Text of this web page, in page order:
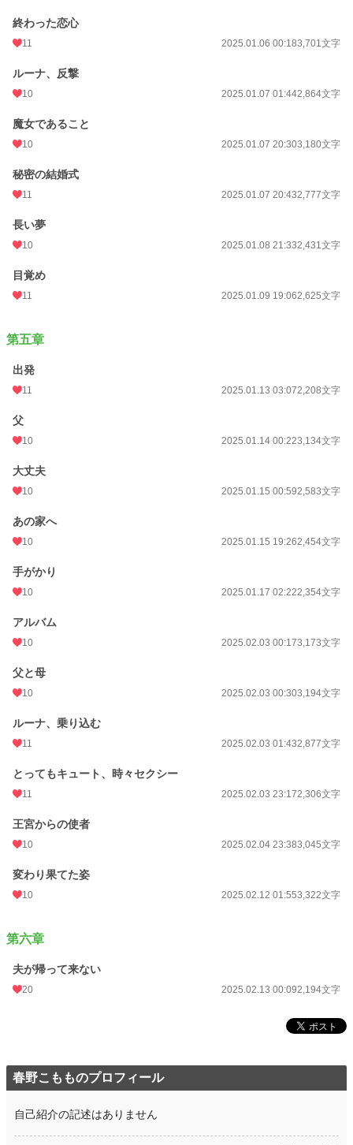
終わった恋心
11 2025.01.06 00:183,701文字
ルーナ、反撃
10 2025.01.07 01:442,864文字
魔女であること
10 2025.01.07 20:303,180文字
秘密の結婚式
11 2025.01.07 20:432,777文字
長い夢
10 2025.01.08 21:332,431文字
目覚め
11 2025.01.09 19:062,625文字
第五章
出発
11 2025.01.13 03:072,208文字
父
10 2025.01.14 00:223,134文字
大丈夫
10 2025.01.15 00:592,583文字
あの家へ
10 2025.01.15 19:262,454文字
手がかり
10 2025.01.17 02:222,354文字
アルバム
10 2025.02.03 00:173,173文字
父と母
10 2025.02.03 00:303,194文字
ルーナ、乗り込む
11 2025.02.03 01:432,877文字
とってもキュート、時々セクシー
11 2025.02.03 23:172,306文字
王宮からの使者
10 2025.02.04 23:383,045文字
変わり果てた姿
10 2025.02.12 01:553,322文字
第六章
夫が帰って来ない
20 2025.02.13 00:092,194文字
春野こもものプロフィール
自己紹介の記述はありません